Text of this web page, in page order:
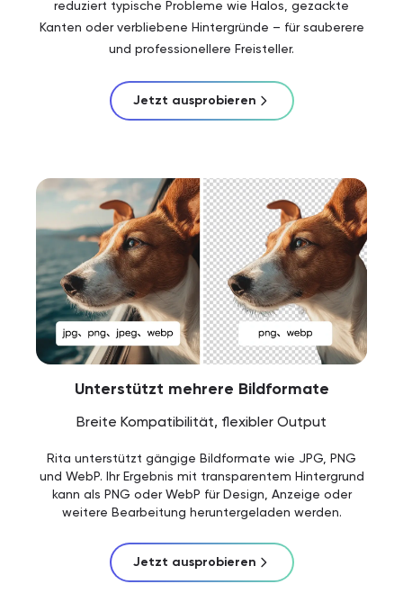
reduziert typische Probleme wie Halos, gezackte
Kanten oder verbliebene Hintergründe – für sauberere
und professionellere Freisteller.
Jetzt ausprobieren
Unterstützt mehrere Bildformate
Breite Kompatibilität, flexibler Output
Rita unterstützt gängige Bildformate wie JPG, PNG
und WebP. Ihr Ergebnis mit transparentem Hintergrund
kann als PNG oder WebP für Design, Anzeige oder
weitere Bearbeitung heruntergeladen werden.
Jetzt ausprobieren